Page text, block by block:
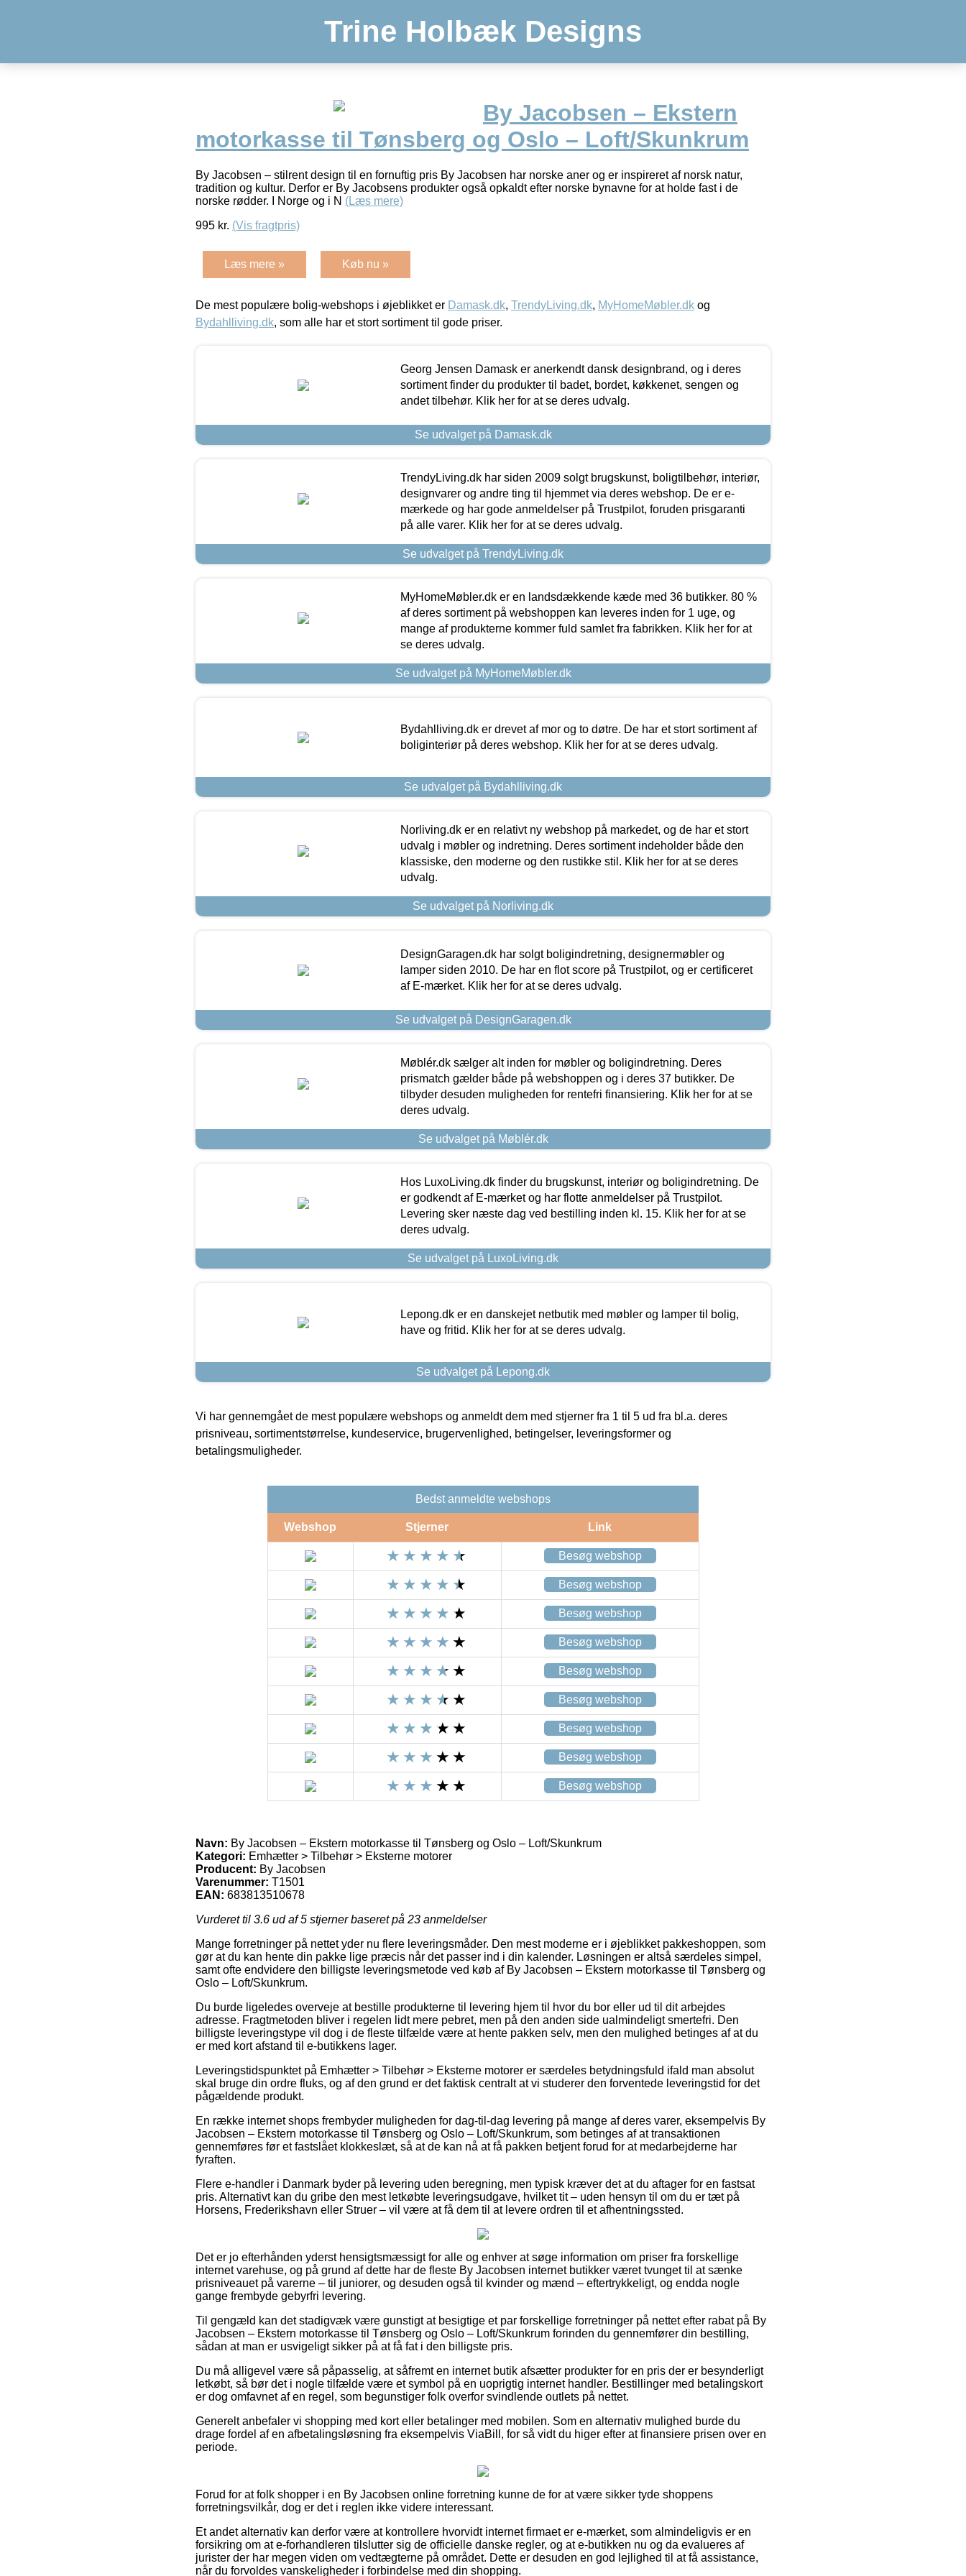
Trine Holbæk Designs
By Jacobsen – Ekstern
motorkasse til Tønsberg og Oslo – Loft/Skunkrum
By Jacobsen – stilrent design til en fornuftig pris By Jacobsen har norske aner og er inspireret af norsk natur,
tradition og kultur. Derfor er By Jacobsens produkter også opkaldt efter norske bynavne for at holde fast i de
norske rødder. I Norge og i N (Læs mere)
995 kr. (Vis fragtpris)
Læs mere » Køb nu »
De mest populære bolig-webshops i øjeblikket er Damask.dk, TrendyLiving.dk, MyHomeMøbler.dk og
Bydahlliving.dk, som alle har et stort sortiment til gode priser.
Georg Jensen Damask er anerkendt dansk designbrand, og i deres
sortiment finder du produkter til badet, bordet, køkkenet, sengen og
andet tilbehør. Klik her for at se deres udvalg.
Se udvalget på Damask.dk
TrendyLiving.dk har siden 2009 solgt brugskunst, boligtilbehør, interiør,
designvarer og andre ting til hjemmet via deres webshop. De er e-
mærkede og har gode anmeldelser på Trustpilot, foruden prisgaranti
på alle varer. Klik her for at se deres udvalg.
Se udvalget på TrendyLiving.dk
MyHomeMøbler.dk er en landsdækkende kæde med 36 butikker. 80 %
af deres sortiment på webshoppen kan leveres inden for 1 uge, og
mange af produkterne kommer fuld samlet fra fabrikken. Klik her for at
se deres udvalg.
Se udvalget på MyHomeMøbler.dk
Bydahlliving.dk er drevet af mor og to døtre. De har et stort sortiment af
boliginteriør på deres webshop. Klik her for at se deres udvalg.
Se udvalget på Bydahlliving.dk
Norliving.dk er en relativt ny webshop på markedet, og de har et stort
udvalg i møbler og indretning. Deres sortiment indeholder både den
klassiske, den moderne og den rustikke stil. Klik her for at se deres
udvalg.
Se udvalget på Norliving.dk
DesignGaragen.dk har solgt boligindretning, designermøbler og
lamper siden 2010. De har en flot score på Trustpilot, og er certificeret
af E-mærket. Klik her for at se deres udvalg.
Se udvalget på DesignGaragen.dk
Møblér.dk sælger alt inden for møbler og boligindretning. Deres
prismatch gælder både på webshoppen og i deres 37 butikker. De
tilbyder desuden muligheden for rentefri finansiering. Klik her for at se
deres udvalg.
Se udvalget på Møblér.dk
Hos LuxoLiving.dk finder du brugskunst, interiør og boligindretning. De
er godkendt af E-mærket og har flotte anmeldelser på Trustpilot.
Levering sker næste dag ved bestilling inden kl. 15. Klik her for at se
deres udvalg.
Se udvalget på LuxoLiving.dk
Lepong.dk er en danskejet netbutik med møbler og lamper til bolig,
have og fritid. Klik her for at se deres udvalg.
Se udvalget på Lepong.dk
Vi har gennemgået de mest populære webshops og anmeldt dem med stjerner fra 1 til 5 ud fra bl.a. deres
prisniveau, sortimentstørrelse, kundeservice, brugervenlighed, betingelser, leveringsformer og
betalingsmuligheder.
Bedst anmeldte webshops
Webshop Stjerner Link
Besøg webshop
Besøg webshop
Besøg webshop
Besøg webshop
Besøg webshop
Besøg webshop
Besøg webshop
Besøg webshop
Besøg webshop
Navn: By Jacobsen – Ekstern motorkasse til Tønsberg og Oslo – Loft/Skunkrum
Kategori: Emhætter > Tilbehør > Eksterne motorer
Producent: By Jacobsen
Varenummer: T1501
EAN: 683813510678
Vurderet til 3.6 ud af 5 stjerner baseret på 23 anmeldelser
Mange forretninger på nettet yder nu flere leveringsmåder. Den mest moderne er i øjeblikket pakkeshoppen, som
gør at du kan hente din pakke lige præcis når det passer ind i din kalender. Løsningen er altså særdeles simpel,
samt ofte endvidere den billigste leveringsmetode ved køb af By Jacobsen – Ekstern motorkasse til Tønsberg og
Oslo – Loft/Skunkrum.
Du burde ligeledes overveje at bestille produkterne til levering hjem til hvor du bor eller ud til dit arbejdes
adresse. Fragtmetoden bliver i regelen lidt mere pebret, men på den anden side ualmindeligt smertefri. Den
billigste leveringstype vil dog i de fleste tilfælde være at hente pakken selv, men den mulighed betinges af at du
er med kort afstand til e-butikkens lager.
Leveringstidspunktet på Emhætter > Tilbehør > Eksterne motorer er særdeles betydningsfuld ifald man absolut
skal bruge din ordre fluks, og af den grund er det faktisk centralt at vi studerer den forventede leveringstid for det
pågældende produkt.
En række internet shops frembyder muligheden for dag-til-dag levering på mange af deres varer, eksempelvis By
Jacobsen – Ekstern motorkasse til Tønsberg og Oslo – Loft/Skunkrum, som betinges af at transaktionen
gennemføres før et fastslået klokkeslæt, så at de kan nå at få pakken betjent forud for at medarbejderne har
fyraften.
Flere e-handler i Danmark byder på levering uden beregning, men typisk kræver det at du aftager for en fastsat
pris. Alternativt kan du gribe den mest letkøbte leveringsudgave, hvilket tit – uden hensyn til om du er tæt på
Horsens, Frederikshavn eller Struer – vil være at få dem til at levere ordren til et afhentningssted.
Det er jo efterhånden yderst hensigtsmæssigt for alle og enhver at søge information om priser fra forskellige
internet varehuse, og på grund af dette har de fleste By Jacobsen internet butikker været tvunget til at sænke
prisniveauet på varerne – til juniorer, og desuden også til kvinder og mænd – eftertrykkeligt, og endda nogle
gange frembyde gebyrfri levering.
Til gengæld kan det stadigvæk være gunstigt at besigtige et par forskellige forretninger på nettet efter rabat på By
Jacobsen – Ekstern motorkasse til Tønsberg og Oslo – Loft/Skunkrum forinden du gennemfører din bestilling,
sådan at man er usvigeligt sikker på at få fat i den billigste pris.
Du må alligevel være så påpasselig, at såfremt en internet butik afsætter produkter for en pris der er besynderligt
letkøbt, så bør det i nogle tilfælde være et symbol på en uoprigtig internet handler. Bestillinger med betalingskort
er dog omfavnet af en regel, som begunstiger folk overfor svindlende outlets på nettet.
Generelt anbefaler vi shopping med kort eller betalinger med mobilen. Som en alternativ mulighed burde du
drage fordel af en afbetalingsløsning fra eksempelvis ViaBill, for så vidt du higer efter at finansiere prisen over en
periode.
Forud for at folk shopper i en By Jacobsen online forretning kunne de for at være sikker tyde shoppens
forretningsvilkår, dog er det i reglen ikke videre interessant.
Et andet alternativ kan derfor være at kontrollere hvorvidt internet firmaet er e-mærket, som almindeligvis er en
forsikring om at e-forhandleren tilslutter sig de officielle danske regler, og at e-butikken nu og da evalueres af
jurister der har megen viden om vedtægterne på området. Dette er desuden en god lejlighed til at få assistance,
når du forvoldes vanskeligheder i forbindelse med din shopping.